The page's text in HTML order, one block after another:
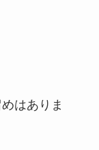
はありま